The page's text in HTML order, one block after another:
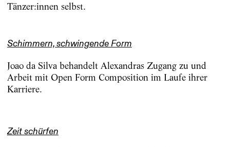
Tänzer:innen selbst.
Schimmern, schwingende Form
Joao da Silva behandelt Alexandras Zugang zu und
Arbeit mit Open Form Composition im Laufe ihrer
Karriere.
Zeit schürfen